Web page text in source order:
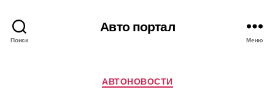
Поиск
Авто портал
Меню
Рубрики
АВТОНОВОСТИ